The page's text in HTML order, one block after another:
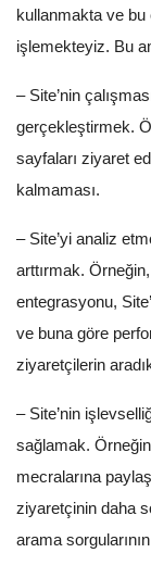
kullanmakta ve bu
işlemekteyiz. Bu
– Site’nin
gerçekleştirmek.
sayfaları ziyaret
kalmaması.
– Site’yi analiz
arttırmak. Örneğin,
entegrasyonu,
ve buna göre
ziyaretçilerin
– Site’nin
sağlamak.
mecralarına
ziyaretçinin daha
arama